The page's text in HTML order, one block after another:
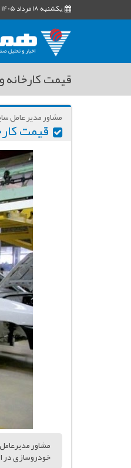
یکشنبه 18 مرداد 1405
قیمت
مشاور مدیر عامل
قیمت
مشاور
خودروسازی در